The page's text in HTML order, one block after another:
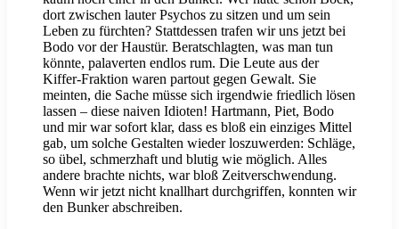
dort zwischen lauter Psychos zu sitzen und um sein
Leben zu fürchten? Stattdessen trafen wir uns jetzt bei
Bodo vor der Haustür. Beratschlagten, was man tun
könnte, palaverten endlos rum. Die Leute aus der
Kiffer-Fraktion waren partout gegen Gewalt. Sie
meinten, die Sache müsse sich irgendwie friedlich lösen
lassen – diese naiven Idioten! Hartmann, Piet, Bodo
und mir war sofort klar, dass es bloß ein einziges Mittel
gab, um solche Gestalten wieder loszuwerden: Schläge,
so übel, schmerzhaft und blutig wie möglich. Alles
andere brachte nichts, war bloß Zeitverschwendung.
Wenn wir jetzt nicht knallhart durchgriffen, konnten wir
den Bunker abschreiben.